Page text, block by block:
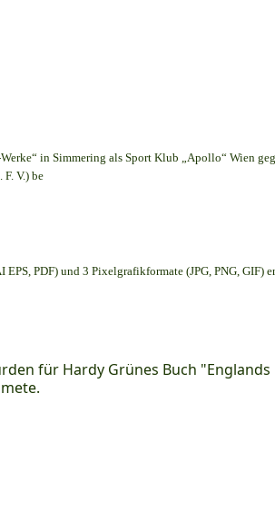
in Simmering als Sport Klub „Apollo“ Wien
V.) be
PDF) und 3 Pixelgrafikformate (JPG, PNG, GIF)
für Hardy Grünes Buch